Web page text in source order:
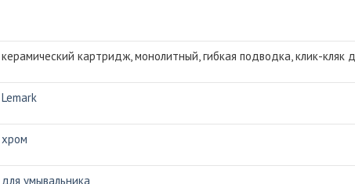
керамический картридж, монолитный, гибкая подводка, клик-кляк
Lemark
хром
для умывальника